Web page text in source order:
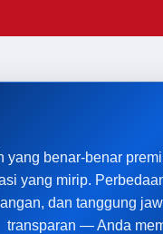
yang benar-benar
yang mirip.
dan tanggung
transparan — Anda